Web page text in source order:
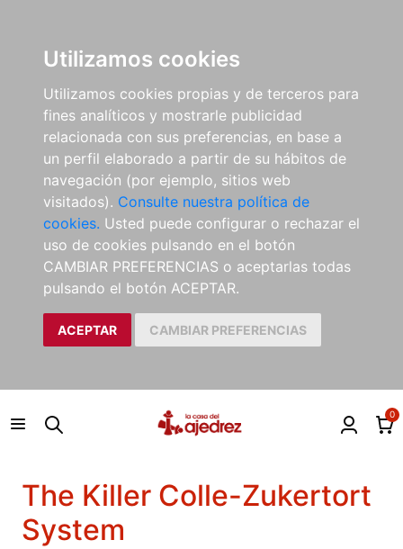
Utilizamos cookies
Utilizamos cookies propias y de terceros para
fines analíticos y mostrarle publicidad
relacionada con sus preferencias, en base a
un perfil elaborado a partir de su hábitos de
navegación (por ejemplo, sitios web
visitados). Consulte nuestra política de
cookies. Usted puede configurar o rechazar el
uso de cookies pulsando en el botón
CAMBIAR PREFERENCIAS o aceptarlas todas
pulsando el botón ACEPTAR.
ACEPTAR CAMBIAR PREFERENCIAS
0
The Killer Colle-Zukertort
System